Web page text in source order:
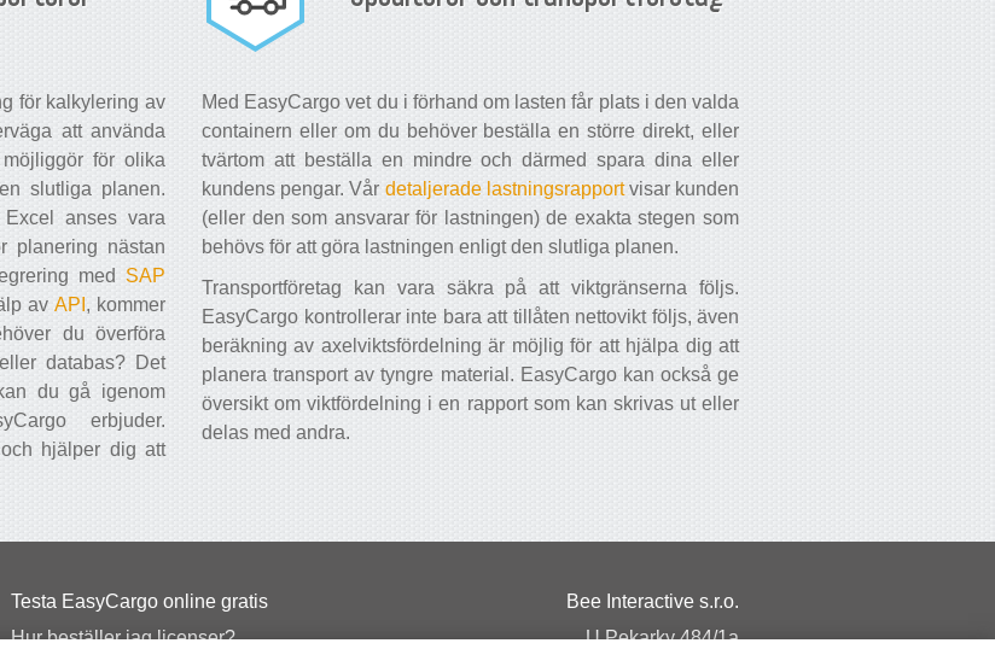
för kalkylering av
att använda
för olika
slutliga planen.
anses vara
planering nästan
med SAP
av API , kommer
du överföra
databas? Det
du gå igenom
erbjuder.
hjälper dig att
Med EasyCargo vet du i förhand om lasten får plats i den valda
containern eller om du behöver beställa en större direkt, eller
tvärtom att beställa en mindre och därmed spara dina eller
kundens pengar. Vår detaljerade lastningsrapportvisar kunden
(eller den som ansvarar för lastningen) de exakta stegen som
behövs för att göra lastningen enligt den slutliga planen.
Transportföretag kan vara säkra på att viktgränserna följs.
EasyCargo kontrollerar inte bara att tillåten nettovikt följs, även
beräkning av axelviktsfördelning är möjlig för att hjälpa dig att
planera transport av tyngre material. EasyCargo kan också ge
översikt om viktfördelning i en rapport som kan skrivas ut eller
delas med andra.
Testa EasyCargo online gratis
Hur beställer jag licenser?
Bee Interactive s.r.o.
U Pekarky 484/1a